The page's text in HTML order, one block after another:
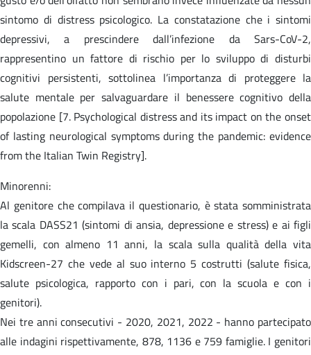
sintomo di distress psicologico. La constatazione che i sintomi
depressivi, a prescindere dall’infezione da Sars-CoV-2,
rappresentino un fattore di rischio per lo sviluppo di disturbi
cognitivi persistenti, sottolinea l’importanza di proteggere la
salute mentale per salvaguardare il benessere cognitivo della
popolazione [7. Psychological distress and its impact on the onset
of lasting neurological symptoms during the pandemic: evidence
from the Italian Twin Registry].
Minorenni:
Al genitore che compilava il questionario, è stata somministrata
la scala DASS21 (sintomi di ansia, depressione e stress) e ai figli
gemelli, con almeno 11 anni, la scala sulla qualità della vita
Kidscreen-27 che vede al suo interno 5 costrutti (salute fisica,
salute psicologica, rapporto con i pari, con la scuola e con i
genitori).
Nei tre anni consecutivi - 2020, 2021, 2022 - hanno partecipato
alle indagini rispettivamente, 878, 1136 e 759 famiglie. I genitori